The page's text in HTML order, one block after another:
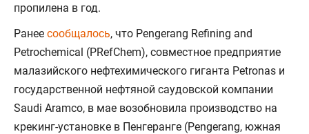
пропилена в год.
Ранее сообщалось, что Pengerang Refining and
Petrochemical (PRefChem), совместное предприятие
малазийского нефтехимического гиганта Petronas и
государственной нефтяной саудовской компании
Saudi Aramco, в мае возобновила производство на
крекинг-установке в Пенгеранге (Pengerang, южная